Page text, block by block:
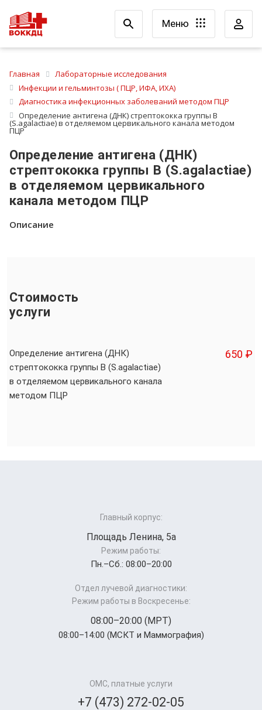
Меню
Главная
Лабораторные исследования
Инфекции и гельминтозы ( ПЦР, ИФА, ИХА)
Диагностика инфекционных заболеваний методом ПЦР
Определение антигена (ДНК) стрептококка группы В
(S.agalactiae) в отделяемом цервикального канала методом
ПЦР
Определение антигена (ДНК)
стрептококка группы В (S.agalactiae)
в отделяемом цервикального
канала методом ПЦР
Описание
Стоимость
услуги
Определение антигена (ДНК)
стрептококка группы В (S.agalactiae)
в отделяемом цервикального канала
методом ПЦР
650 ₽
Главный корпус:
Площадь Ленина, 5а
Режим работы:
Пн.–Cб.: 08:00–20:00
Отдел лучевой диагностики:
Режим работы в Воскресенье:
08:00–20:00 (МРТ)
08:00–14:00 (МСКТ и Маммография)
ОМС, платные услуги
+7 (473) 272-02-05